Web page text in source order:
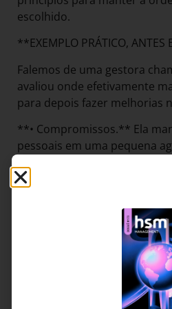
escolhido.
**EXEMPLO PRÁTICO, ANTES
Falemos de uma gestora
avaliou onde efetivamente
para depois fazer melhorias
**• Compromissos.** Ela
pessoais em uma pequena
viola a Regra do Um,
mesmo horário e deixar
profissionais importantes
planejamento se manal. Às
rapidamente eventos
sua agenda de papel, mas,
perder tempo passando tudo